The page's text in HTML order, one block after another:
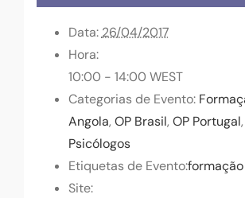
Data: 26/04/2017
Hora:
10:00 - 14:00 WEST
Categorias de Evento:
Angola, OP Brasil, OP Portugal,
Psicólogos
Etiquetas de Evento:formação
Site: